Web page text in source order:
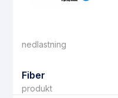
nedlastning
Fiber
produkt